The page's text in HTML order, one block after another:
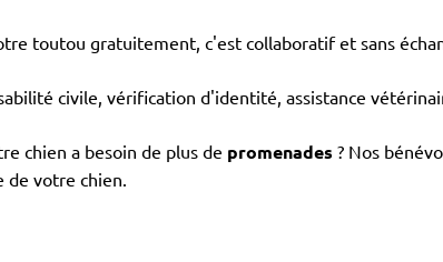
toutou gratuitement, c'est collaboratif et sans
civile, vérification d'identité, assistance
chien a besoin de plus de promenades ? Nos
de votre chien.